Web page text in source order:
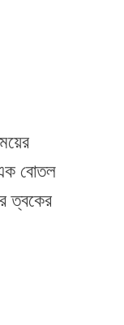
এক বোতল
ত্বকের